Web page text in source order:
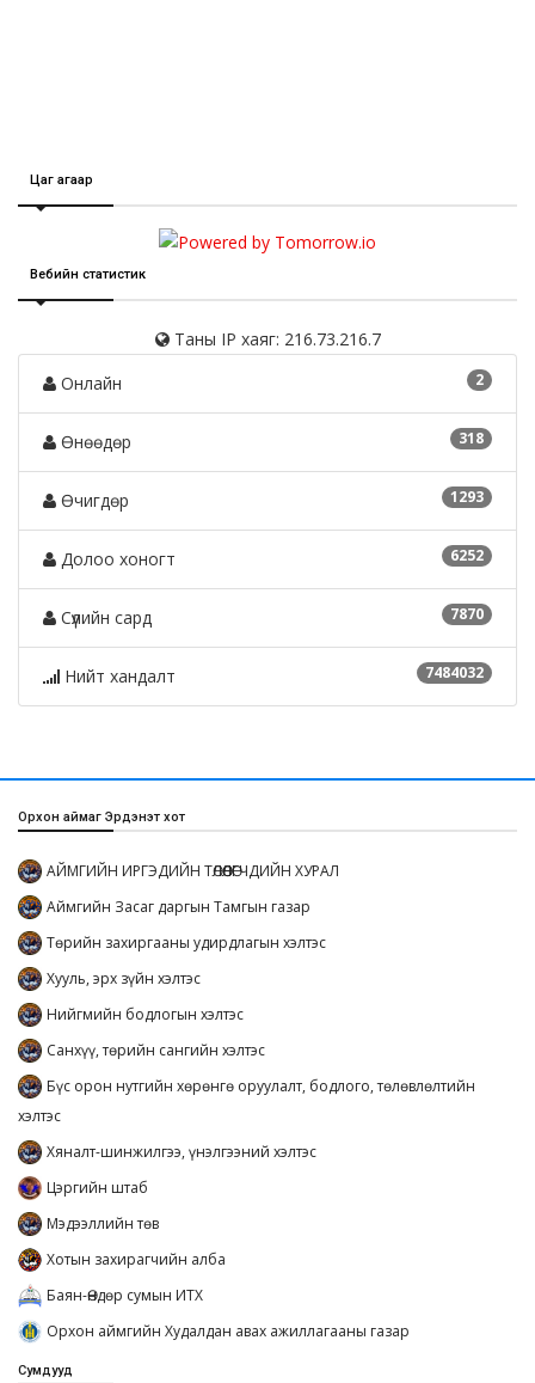
Цаг агаар
Вебийн статистик
Таны IP хаяг: 216.73.216.7
2
Онлайн
318
Өнөөдөр
1293
Өчигдөр
6252
Долоо хоногт
7870
Сүүлийн сард
7484032
Нийт хандалт
Орхон аймаг Эрдэнэт хот
АЙМГИЙН ИРГЭДИЙН ТӨЛӨӨЛӨГЧДИЙН ХУРАЛ
Аймгийн Засаг даргын Тамгын газар
Төрийн захиргааны удирдлагын хэлтэс
Хууль, эрх зүйн хэлтэс
Нийгмийн бодлогын хэлтэс
Санхүү, төрийн сангийн хэлтэс
Бүс орон нутгийн хөрөнгө оруулалт, бодлого, төлөвлөлтийн
хэлтэс
Хяналт-шинжилгээ, үнэлгээний хэлтэс
Цэргийн штаб
Мэдээллийн төв
Хотын захирагчийн алба
Баян-Өндөр сумын ИТХ
Орхон аймгийн Худалдан авах ажиллагааны газар
Сумдууд